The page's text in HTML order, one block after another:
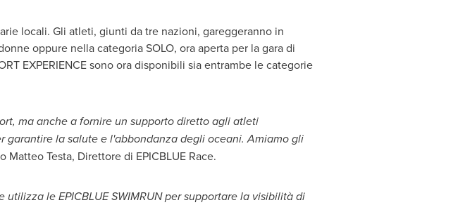
locali. Gli atleti, giunti da tre nazioni, gareggeranno in
oppure nella categoria SOLO, ora aperta per la gara di
EXPERIENCE sono ora disponibili sia entrambe le categorie
ma anche a fornire un supporto diretto agli atleti
la salute e l'abbondanza degli oceani. Amiamo gli
Matteo Testa, Direttore di EPICBLUE Race.
le EPICBLUE SWIMRUN per supportare la visibilità di